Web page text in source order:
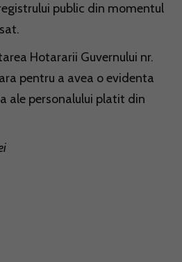
public din momentul
Hotararii Guvernului nr.
pentru a avea o evidenta
ale personalului platit din